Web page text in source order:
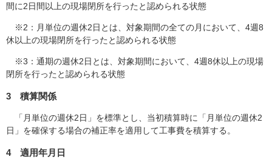
間に2日間以上の現場閉所を行ったと認められる状態
※2：月単位の週休2日とは、対象期間の全ての月において、4週8
休以上の現場閉所を行ったと認められる状態
※3：通期の週休2日とは、対象期間において、4週8休以上の現場
閉所を行ったと認められる状態
3 積算関係
「月単位の週休2日」を標準とし、当初積算時に「月単位の週休2
日」を確保する場合の補正率を適用して工事費を積算する。
4 適用年月日